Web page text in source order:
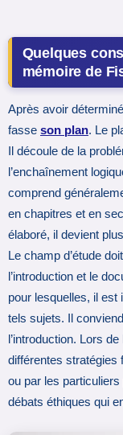
Quelques
mémoire de
Après avoir
fasse son plan. Le
Il découle de la
l’enchaînement
comprend
en chapitres et en
élaboré, il devient
Le champ d’étude
l’introduction et le
pour lesquelles, il est
tels sujets. Il
l’introduction. Lors
différentes
ou par les
débats éthiques qui